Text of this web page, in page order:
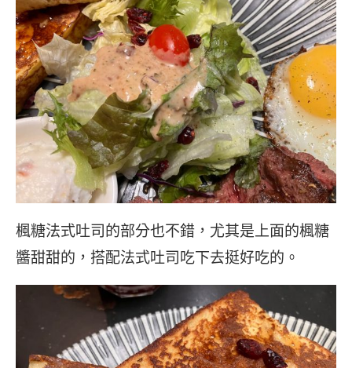
楓糖法式吐司的部分也不錯，尤其是上面的楓糖
醬甜甜的，搭配法式吐司吃下去挺好吃的。